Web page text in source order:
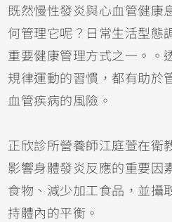
既然慢性發炎與心血管健康
何管理它呢？日常生活型態
重要健康管理方式之一。。
規律運動的習慣，都有助於
血管疾病的風險。
正欣診所營養師江庭萱在衛
影響身體發炎反應的重要因
食物、減少加工食品，並攝
持體內的平衡。